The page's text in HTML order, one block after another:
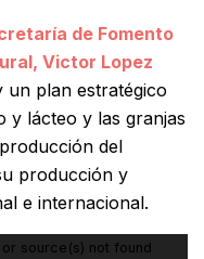
de Fomento
Victor Lopez
un plan estratégico
y lácteo y las granjas
del
producción y
e internacional.
source(s) not found